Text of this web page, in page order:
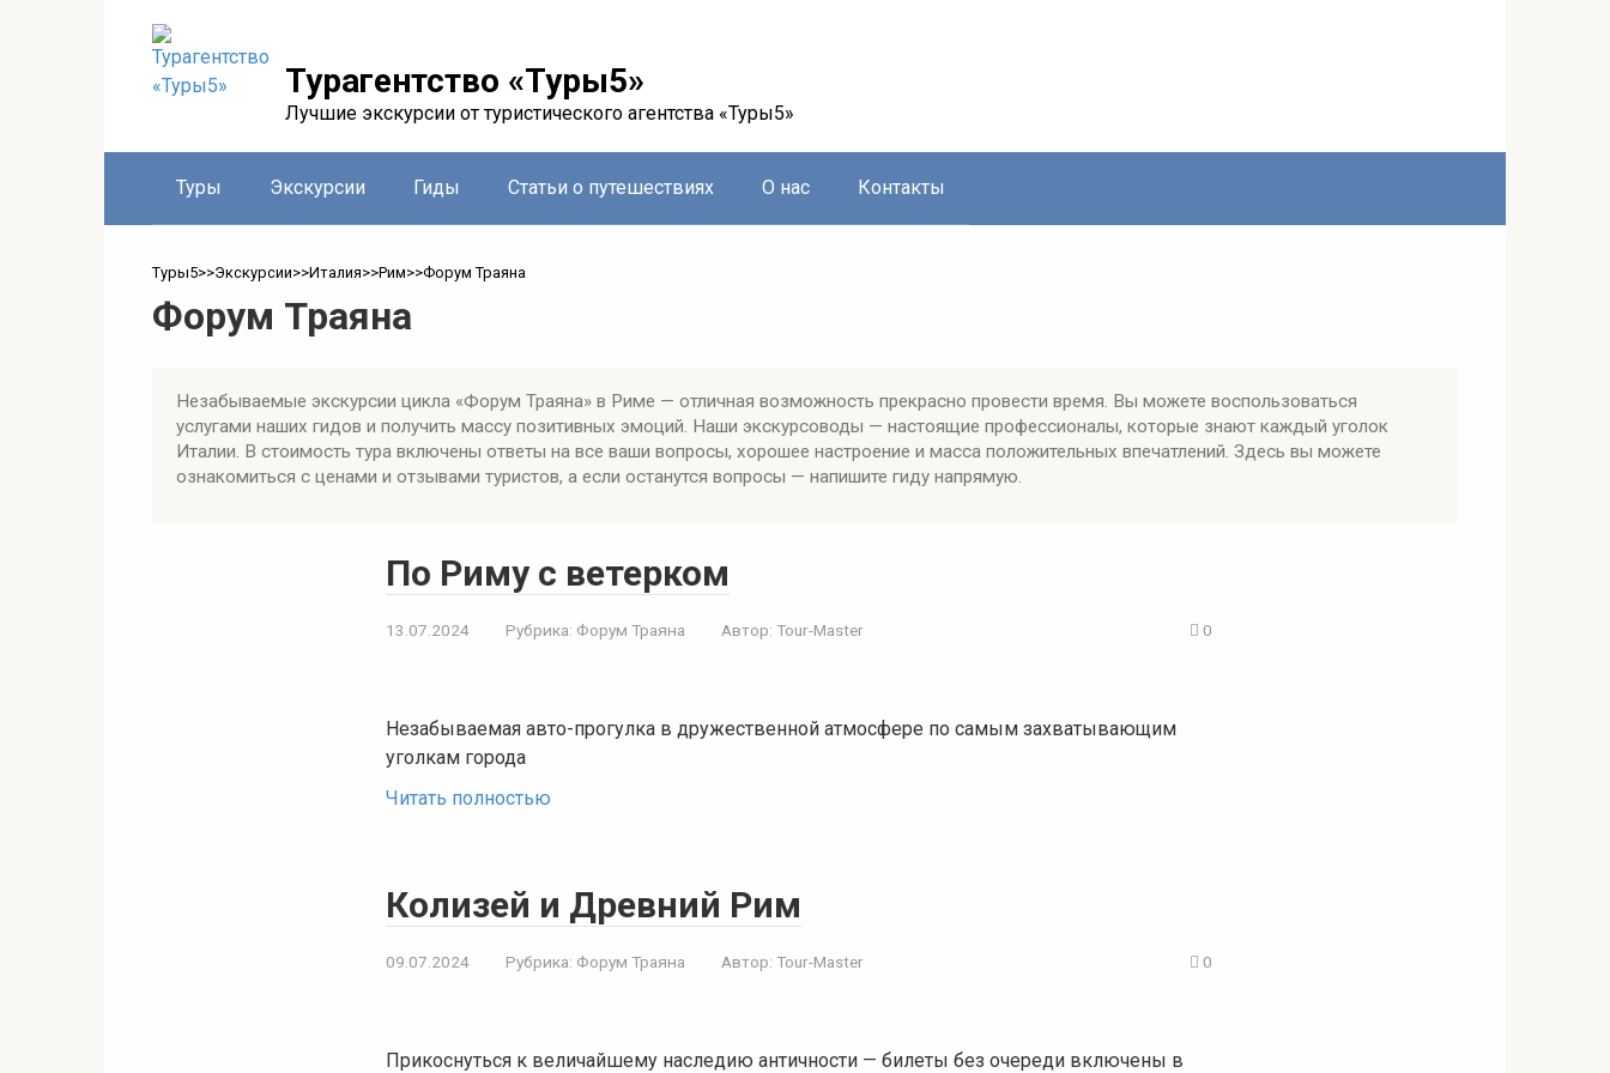
Турагентство «Туры5»
Лучшие экскурсии от туристического агентства «Туры5»
Туры Экскурсии Гиды Статьи о путешествиях О нас Контакты
Туры5>>Экскурсии>>Италия>>Рим>>Форум Траяна
Форум Траяна
Незабываемые экскурсии цикла «Форум Траяна» в Риме — отличная возможность прекрасно провести время. Вы можете воспользоваться
услугами наших гидов и получить массу позитивных эмоций. Наши экскурсоводы — настоящие профессионалы, которые знают каждый уголок
Италии. В стоимость тура включены ответы на все ваши вопросы, хорошее настроение и масса положительных впечатлений. Здесь вы можете
ознакомиться с ценами и отзывами туристов, а если останутся вопросы — напишите гиду напрямую.
По Риму с ветерком
13.07.2024 Рубрика: Форум Траяна Автор: Tour-Master 0
Незабываемая авто-прогулка в дружественной атмосфере по самым захватывающим
уголкам города
Читать полностью
Колизей и Древний Рим
09.07.2024 Рубрика: Форум Траяна Автор: Tour-Master 0
Прикоснуться к величайшему наследию античности — билеты без очереди включены в